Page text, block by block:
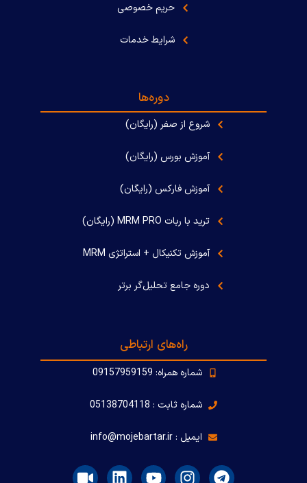
حریم خصوصی
شرایط خدمات
دوره‌ها
شروع از صفر (رایگان)
آموزش بورس (رایگان)
آموزش فارکس (رایگان)
ترید با ربات MRM PRO (رایگان)
آموزش تکنیکال + استراتژی MRM
دوره جامع تحلیل‌گر برتر
راه‌های ارتباطی
شماره همراه: 09157959159
شماره ثابت : 05138704118
ایمیل : info@mojebartar.ir